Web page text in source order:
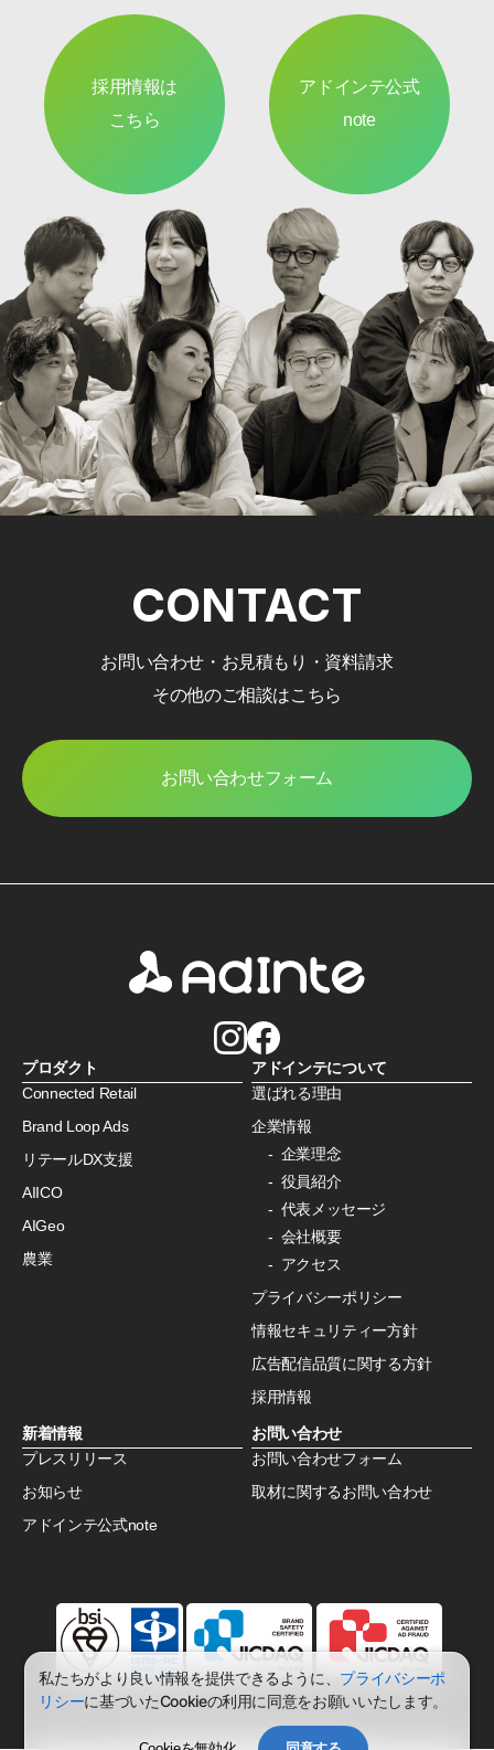
採用情報は
こちら
アドインテ公式
note
CONTACT
お問い合わせ・お見積もり・資料請求
その他のご相談はこちら
お問い合わせフォーム
プロダクト
Connected Retail
Brand Loop Ads
リテールDX支援
AIICO
AIGeo
農業
アドインテについて
選ばれる理由
企業情報
企業理念
役員紹介
代表メッセージ
会社概要
アクセス
プライバシーポリシー
情報セキュリティー方針
広告配信品質に関する方針
採用情報
新着情報
プレスリリース
お知らせ
アドインテ公式note
お問い合わせ
お問い合わせフォーム
取材に関するお問い合わせ
© AdInte co.,ltd. All rights reserved.
私たちがより良い情報を提供できるように、 プライバシーポ
リシーに基づいたCookieの利用に同意をお願いいたします。